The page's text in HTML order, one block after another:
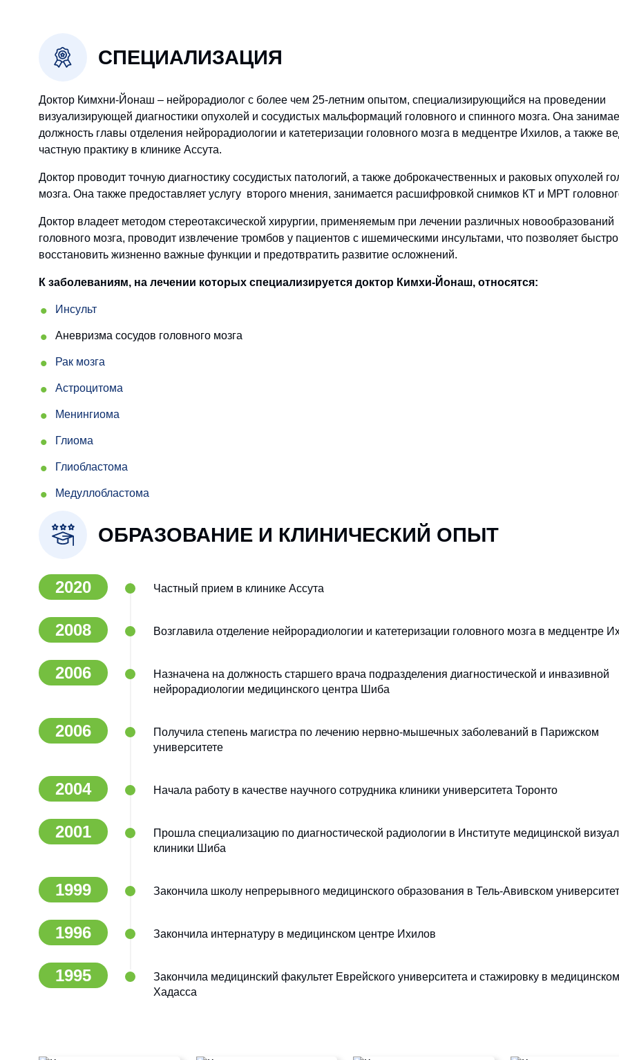
СПЕЦИАЛИЗАЦИЯ
Доктор Кимхни-Йонаш – нейрорадиолог с более чем 25-летним опытом, специализирующийся на проведении
визуализирующей диагностики опухолей и сосудистых мальформаций головного и спинного мозга. Она
должность главы отделения нейрорадиологии и катетеризации головного мозга в медцентре Ихилов, а также
частную практику в клинике Ассута.
Доктор проводит точную диагностику сосудистых патологий, а также доброкачественных и раковых опухолей
мозга. Она также предоставляет услугу второго мнения, занимается расшифровкой снимков КТ и МРТ
Доктор владеет методом стереотаксической хирургии, применяемым при лечении различных новообразований
головного мозга, проводит извлечение тромбов у пациентов с ишемическими инсультами, что позволяет быстро
восстановить жизненно важные функции и предотвратить развитие осложнений.
К заболеваниям, на лечении которых специализируется доктор Кимхи-Йонаш, относятся:
Инсульт
Аневризма сосудов головного мозга
Рак мозга
Астроцитома
Менингиома
Глиома
Глиобластома
Медуллобластома
ОБРАЗОВАНИЕ И КЛИНИЧЕСКИЙ ОПЫТ
2020 Частный прием в клинике Ассута
2008 Возглавила отделение нейрорадиологии и катетеризации головного мозга в медцентре
2006
Назначена на должность старшего врача подразделения диагностической и инвазивной
нейрорадиологии медицинского центра Шиба
2006
Получила степень магистра по лечению нервно-мышечных заболеваний в Парижском
университете
2004 Начала работу в качестве научного сотрудника клиники университета Торонто
2001
Прошла специализацию по диагностической радиологии в Институте медицинской
клиники Шиба
1999 Закончила школу непрерывного медицинского образования в Тель-Авивском
1996 Закончила интернатуру в медицинском центре Ихилов
1995
Закончила медицинский факультет Еврейского университета и стажировку в
Хадасса